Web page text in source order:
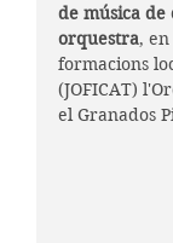
de música
orquestra, en
formacions
(JOFICAT)
el Granados